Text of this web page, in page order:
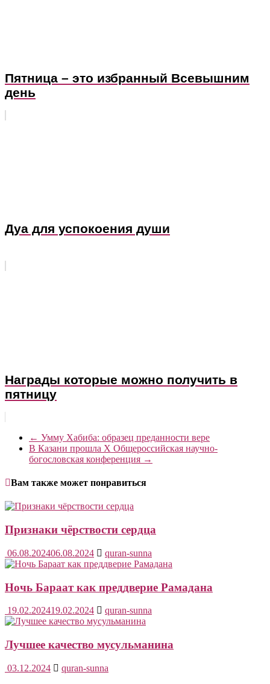
Пятница – это избранный Всевышним
день
Дуа для успокоения души
Награды которые можно получить в
пятницу
← Умму Хабиба: образец преданности вере
В Казани прошла X Общероссийская научно-
богословская конференция →
Вам также может понравиться
Признаки чёрствости сердца
06.08.202406.08.2024 quran-sunna
Ночь Бараат как преддверие Рамадана
19.02.202419.02.2024 quran-sunna
Лучшее качество мусульманина
03.12.2024 quran-sunna